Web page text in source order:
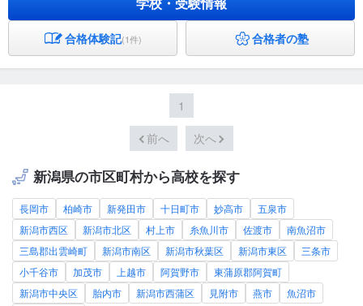
合格体験記(1件) 合格者の塾
1
前へ 次へ
新潟県の市区町村から高校を探す
長岡市 柏崎市 新発田市 十日町市 妙高市
五泉市
新潟市西区
新潟市北区 村上市 糸魚川市 佐渡市
南魚沼市
三島郡出雲崎町
新潟市南区 新潟市秋葉区 新潟市東区
三条市
小千谷市
加茂市 上越市 阿賀野市
東蒲原郡阿賀町
新潟市中央区
胎内市 新潟市西蒲区 見附市 燕市
魚沼市